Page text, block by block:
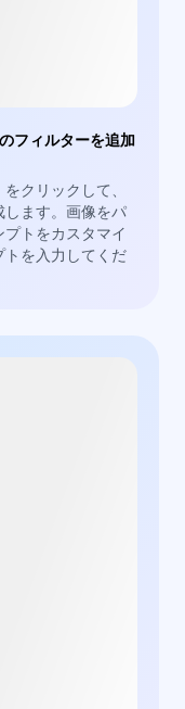
フィルターを追加
クリックして、
ます。画像をパ
トをカスタマイ
を入力してくだ